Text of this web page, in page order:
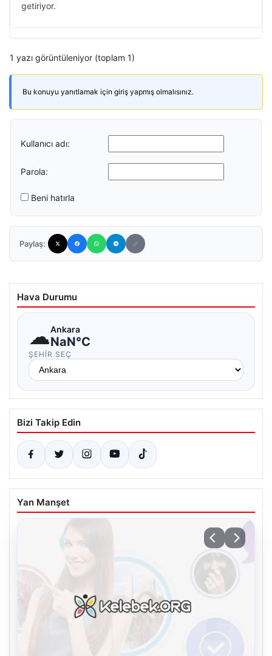
getiriyor.
1 yazı görüntüleniyor (toplam 1)
Bu konuyu yanıtlamak için giriş yapmış olmalısınız.
Kullanıcı adı:
Parola:
Beni hatırla
Paylaş:
Hava Durumu
☁Ankara
NaN°C
ŞEHIR SEÇ
Bizi Takip Edin
Yan Manşet